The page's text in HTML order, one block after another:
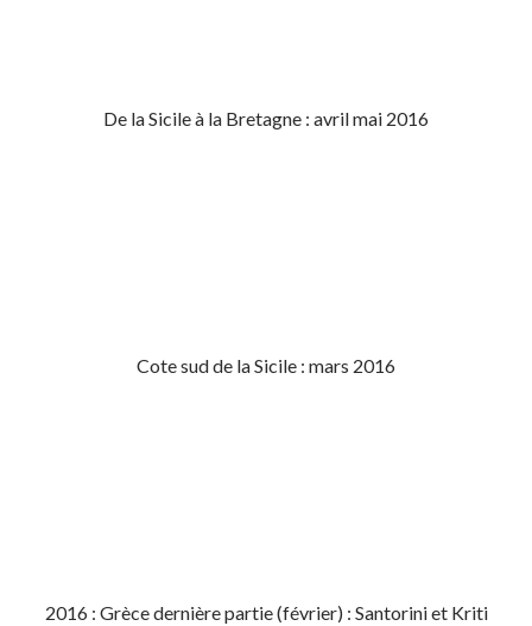
De la Sicile à la Bretagne : avril mai 2016
Cote sud de la Sicile : mars 2016
2016 : Grèce dernière partie (février) : Santorini et Kriti